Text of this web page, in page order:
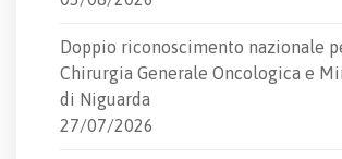
Doppio riconoscimento nazionale
Chirurgia Generale Oncologica e
di Niguarda
27/07/2026